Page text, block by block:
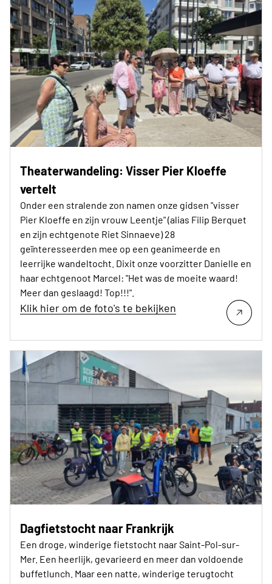
Theaterwandeling: Visser Pier Kloeffe
vertelt
Onder een stralende zon namen onze gidsen "visser
Pier Kloeffe en zijn vrouw Leentje" (alias Filip Berquet
en zijn echtgenote Riet Sinnaeve) 28
geïnteresseerden mee op een geanimeerde en
leerrijke wandeltocht. Dixit onze voorzitter Danielle en
haar echtgenoot Marcel: "Het was de moeite waard!
Meer dan geslaagd! Top!!!".
Klik hier om de foto's te bekijken
Dagfietstocht naar Frankrijk
Een droge, winderige fietstocht naar Saint-Pol-sur-
Mer. Een heerlijk, gevarieerd en meer dan voldoende
buffetlunch. Maar een natte, winderige terugtocht